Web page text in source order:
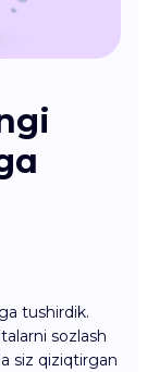
tushirdik.
sozlash
siz qiziqtirgan